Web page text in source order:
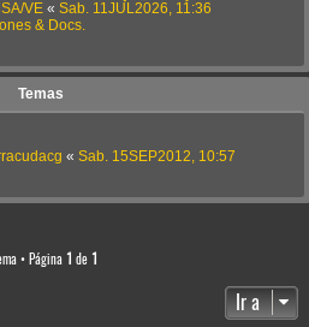
VE « Sab. 11JUL2026, 11:36
& Docs.
Temas
« Sab. 15SEP2012, 10:57
• Página 1 de 1
Ir a